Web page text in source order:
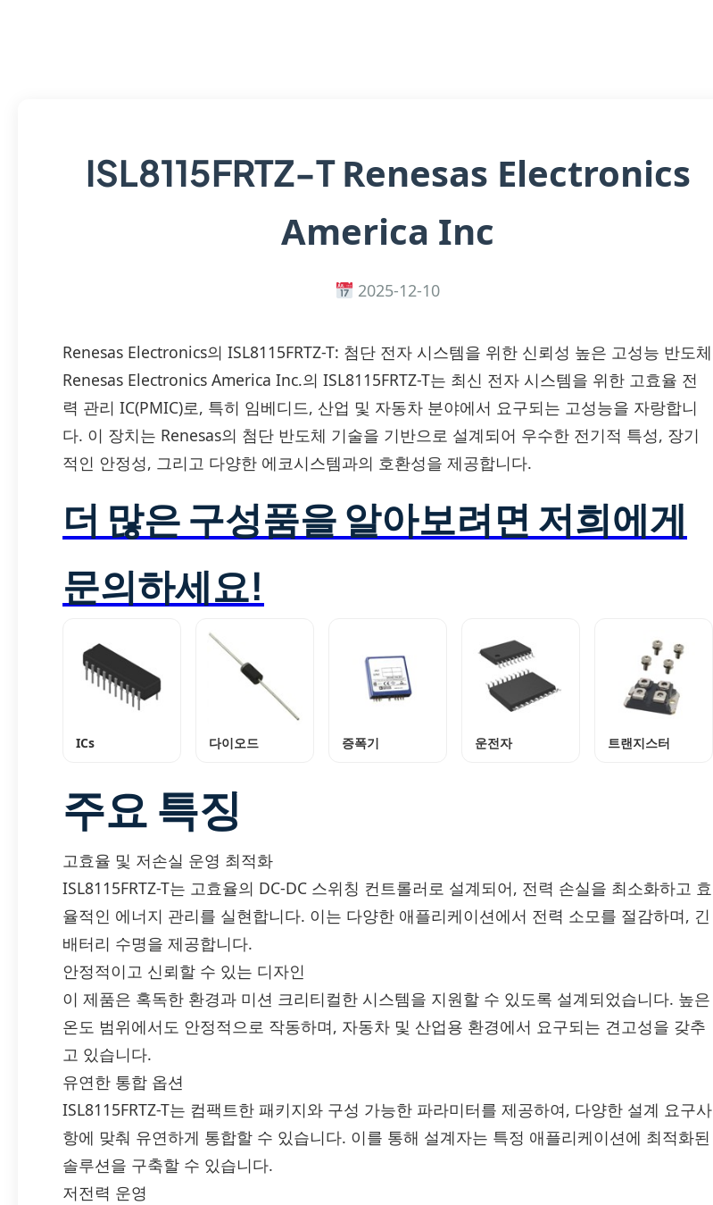
ISL8115FRTZ-TRenesas Electronics
America Inc
2025-12-10
Renesas Electronics의 ISL8115FRTZ-T: 첨단 전자 시스템을 위한 신뢰성 높은 고성능 반도체
Renesas Electronics America Inc.의 ISL8115FRTZ-T는 최신 전자 시스템을 위한 고효율 전
력 관리 IC(PMIC)로, 특히 임베디드, 산업 및 자동차 분야에서 요구되는 고성능을 자랑합니
다. 이 장치는 Renesas의 첨단 반도체 기술을 기반으로 설계되어 우수한 전기적 특성, 장기
적인 안정성, 그리고 다양한 에코시스템과의 호환성을 제공합니다.
더 많은 구성품을 알아보려면 저희에게
문의하세요!
ICs 다이오드 증폭기 운전자 트랜지스터
주요 특징
고효율 및 저손실 운영 최적화
ISL8115FRTZ-T는 고효율의 DC-DC 스위칭 컨트롤러로 설계되어, 전력 손실을 최소화하고 효
율적인 에너지 관리를 실현합니다. 이는 다양한 애플리케이션에서 전력 소모를 절감하며, 긴
배터리 수명을 제공합니다.
안정적이고 신뢰할 수 있는 디자인
이 제품은 혹독한 환경과 미션 크리티컬한 시스템을 지원할 수 있도록 설계되었습니다. 높은
온도 범위에서도 안정적으로 작동하며, 자동차 및 산업용 환경에서 요구되는 견고성을 갖추
고 있습니다.
유연한 통합 옵션
ISL8115FRTZ-T는 컴팩트한 패키지와 구성 가능한 파라미터를 제공하여, 다양한 설계 요구사
항에 맞춰 유연하게 통합할 수 있습니다. 이를 통해 설계자는 특정 애플리케이션에 최적화된
솔루션을 구축할 수 있습니다.
저전력 운영